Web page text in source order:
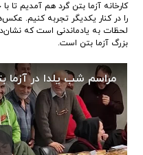
کارخانه آزما بتن گرد هم آمدیم
را در کنار یکدیگر تجربه کنیم.
لحظات به یادماندنی است که
بزرگ آزما بتن است.